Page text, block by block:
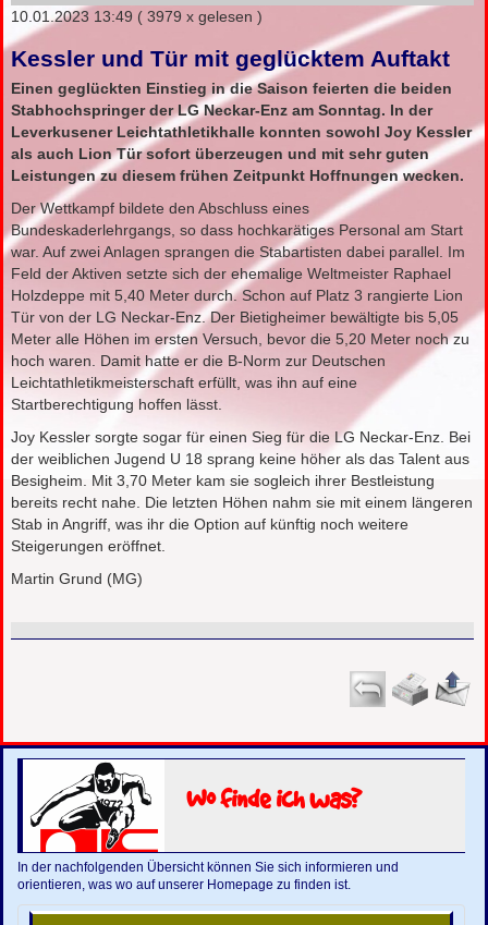
10.01.2023 13:49 ( 3979 x gelesen )
Kessler und Tür mit geglücktem Auftakt
Einen geglückten Einstieg in die Saison feierten die beiden
Stabhochspringer der LG Neckar-Enz am Sonntag. In der
Leverkusener Leichtathletikhalle konnten sowohl Joy Kessler
als auch Lion Tür sofort überzeugen und mit sehr guten
Leistungen zu diesem frühen Zeitpunkt Hoffnungen wecken.
Der Wettkampf bildete den Abschluss eines
Bundeskaderlehrgangs, so dass hochkarätiges Personal am Start
war. Auf zwei Anlagen sprangen die Stabartisten dabei parallel. Im
Feld der Aktiven setzte sich der ehemalige Weltmeister Raphael
Holzdeppe mit 5,40 Meter durch. Schon auf Platz 3 rangierte Lion
Tür von der LG Neckar-Enz. Der Bietigheimer bewältigte bis 5,05
Meter alle Höhen im ersten Versuch, bevor die 5,20 Meter noch zu
hoch waren. Damit hatte er die B-Norm zur Deutschen
Leichtathletikmeisterschaft erfüllt, was ihn auf eine
Startberechtigung hoffen lässt.
Joy Kessler sorgte sogar für einen Sieg für die LG Neckar-Enz. Bei
der weiblichen Jugend U 18 sprang keine höher als das Talent aus
Besigheim. Mit 3,70 Meter kam sie sogleich ihrer Bestleistung
bereits recht nahe. Die letzten Höhen nahm sie mit einem längeren
Stab in Angriff, was ihr die Option auf künftig noch weitere
Steigerungen eröffnet.
Martin Grund (MG)
Wo finde ich was?
In der nachfolgenden Übersicht können Sie sich informieren und
orientieren, was wo auf unserer Homepage zu finden ist.